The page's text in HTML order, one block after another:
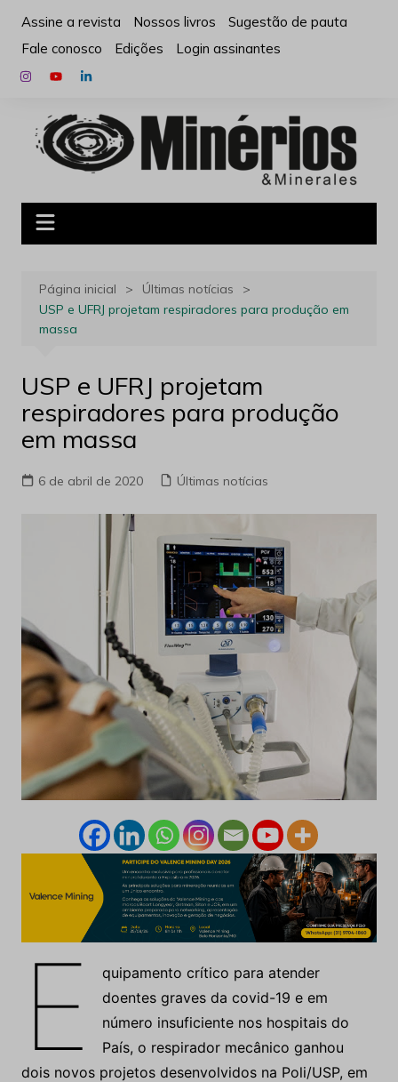
para
conteúdo
Assine a revista Nossos livros
Sugestão de pauta
Fale conosco
Edições Login assinantes
Página inicial
Últimas notícias
USP e UFRJ projetam respiradores para produção em
massa
USP e UFRJ projetam
respiradores para produção
em massa
6 de abril de 2020 Últimas notícias
E
quipamento crítico para atender
doentes graves da covid-19 e em
número insuficiente nos hospitais do
País, o respirador mecânico ganhou
dois novos projetos desenvolvidos na Poli/USP, em